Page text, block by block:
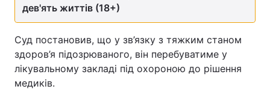
дев'ять життів (18+)
Суд постановив, що у зв’язку з тяжким станом
здоров’я підозрюваного, він перебуватиме у
лікувальному закладі під охороною до рішення
медиків.